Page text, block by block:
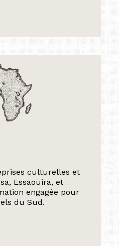
culturelles et
Essaouira, et
engagée pour
du Sud.